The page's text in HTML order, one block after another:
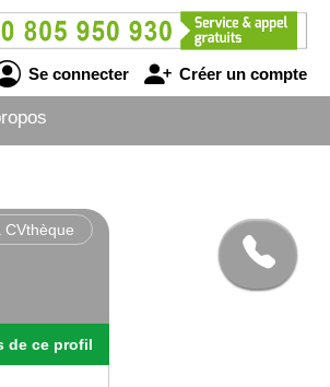
Se connecter Créer un compte
CVthèque
de ce profil